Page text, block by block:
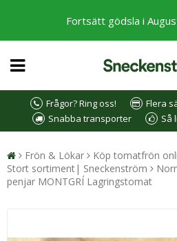
Fortsätt gödsla i
Frågor? Ring oss!
Flera
Snabba transporter
Så
Frön & Lökar
Köp tomatfrön
Stort sortiment| Sneckenström
penjar MONTGRÍ Lagringstomat